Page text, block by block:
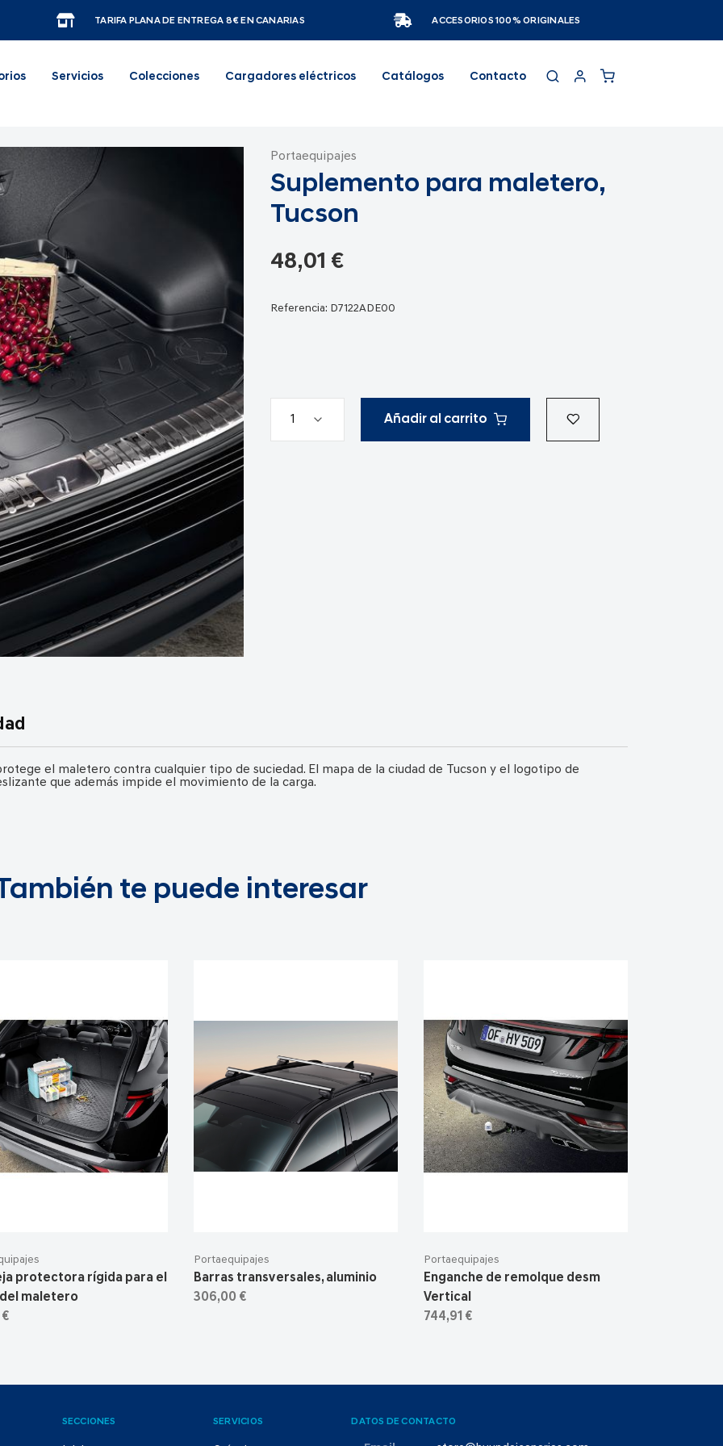
TARIFA PLANA DE ENTREGA 8€ EN CANARIAS ACCESORIOS 100% ORIGINALES
Servicios Colecciones Cargadores eléctricos Catálogos Contacto
Portaequipajes
Suplemento para maletero,
Tucson
48,01 €
Referencia: D7122ADE00
Añadir al carrito
el maletero contra cualquier tipo de suciedad. El mapa de la ciudad de Tucson y el logotipo de
que además impide el movimiento de la carga.
te puede interesar
protectora rígida para el
maletero
Portaequipajes
Barras transversales, aluminio
306,00 €
Portaequipajes
Enganche de remolque desm
Vertical
744,91 €
SECCIONES SERVICIOS DATOS DE CONTACTO